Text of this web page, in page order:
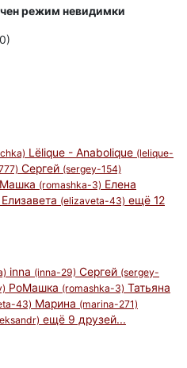
режим невидимки
Lёlique - Anabolique (lelique-
Сергей (sergey-154)
(romashka-3) Елена
Елизавета (elizaveta-43) ещё 12
inna (inna-29) Сергей (sergey-
РоМашка (romashka-3) Татьяна
43) Марина (marina-271)
ещё 9 друзей...